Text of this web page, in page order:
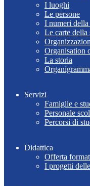
I luoghi
Le persone
I numeri della
Le carte della
Organisation
La storia
Servizi
Famiglie e
Personale
Percorsi di
Didattica
Offerta
I progetti